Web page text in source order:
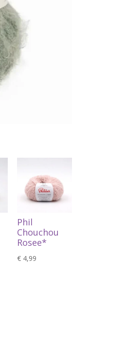
Phil
Chouchou
Rosee*
€ 4,99